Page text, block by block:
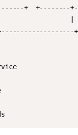
+  +--------
+